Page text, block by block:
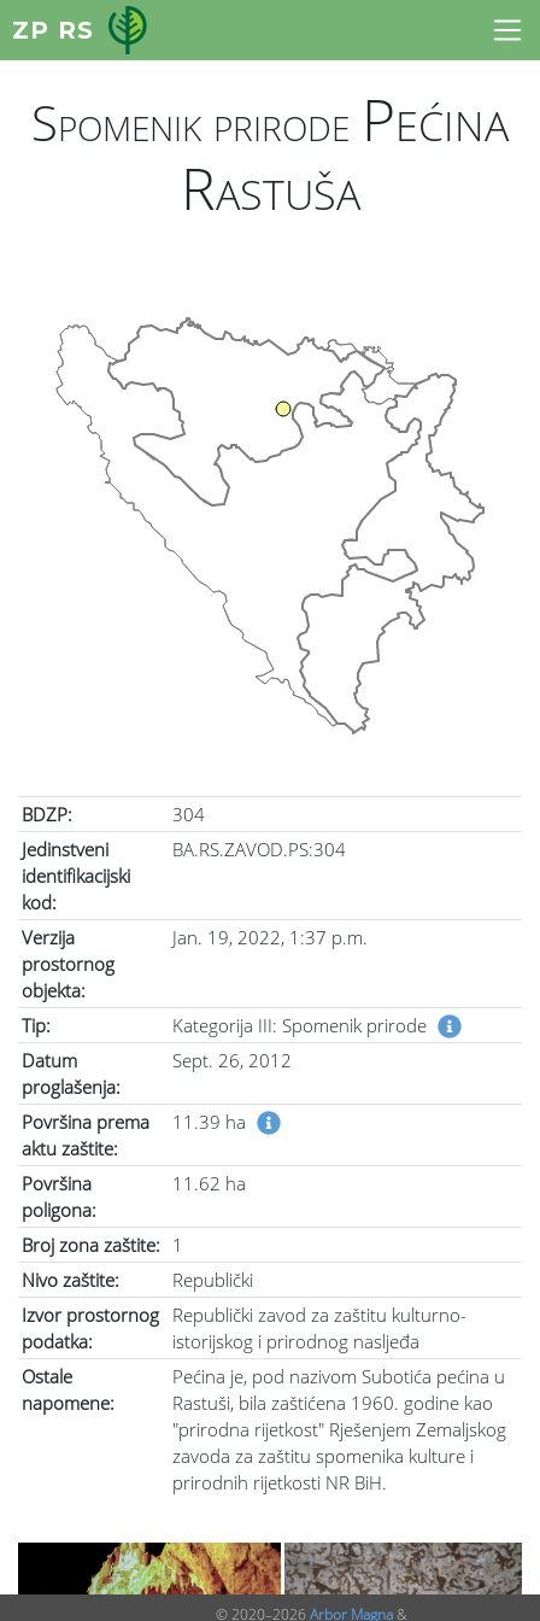
ZP RS
Spomenik prirode Pećina
Rastuša
BDZP:
304
Jedinstveni
identifikacijski
kod:
BA.RS.ZAVOD.PS:304
Verzija
prostornog
objekta:
Jan. 19, 2022, 1:37 p.m.
Tip:
Kategorija III: Spomenik prirode
Datum
proglašenja:
Sept. 26, 2012
Površina prema
aktu zaštite:
11.39 ha
Površina
poligona:
11.62 ha
Broj zona zaštite: 1
Nivo zaštite:
Republički
Izvor prostornog
podatka:
Republički zavod za zaštitu kulturno-
istorijskog i prirodnog nasljeđa
Ostale
napomene:
Pećina je, pod nazivom Subotića pećina u
Rastuši, bila zaštićena 1960. godine kao
"prirodna rijetkost" Rješenjem Zemaljskog
zavoda za zaštitu spomenika kulture i
prirodnih rijetkosti NR BiH.
© 2020–2026 Arbor Magna&